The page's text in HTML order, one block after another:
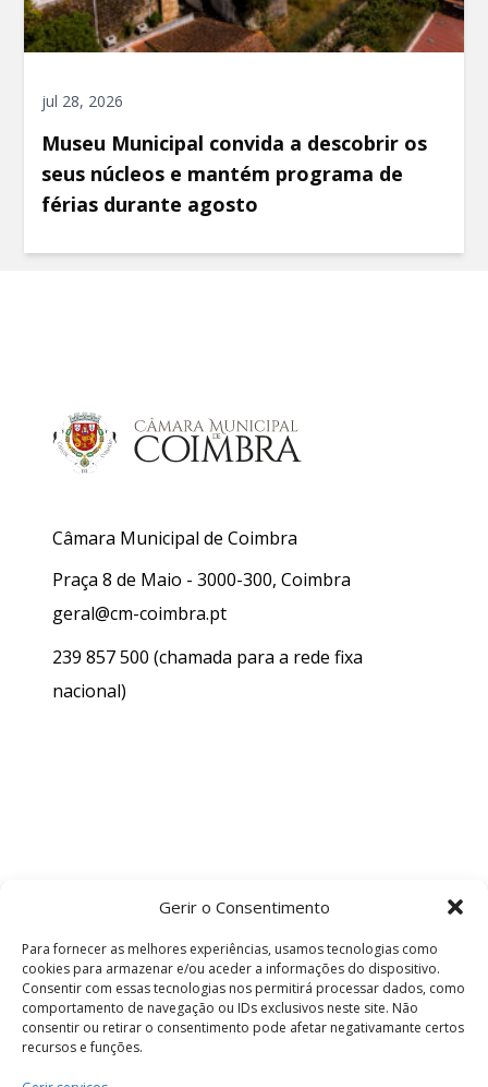
Gerir o Consentimento
Para fornecer as melhores experiências, usamos tecnologias como
cookies para armazenar e/ou aceder a informações do dispositivo.
Consentir com essas tecnologias nos permitirá processar dados, como
comportamento de navegação ou IDs exclusivos neste site. Não
consentir ou retirar o consentimento pode afetar negativamante certos
recursos e funções.
jul 28, 2026
Museu Municipal convida a descobrir os
seus núcleos e mantém programa de
férias durante agosto
Câmara Municipal de Coimbra
Praça 8 de Maio - 3000-300, Coimbra
geral@cm-coimbra.pt
239 857 500 (chamada para a rede fixa
nacional)